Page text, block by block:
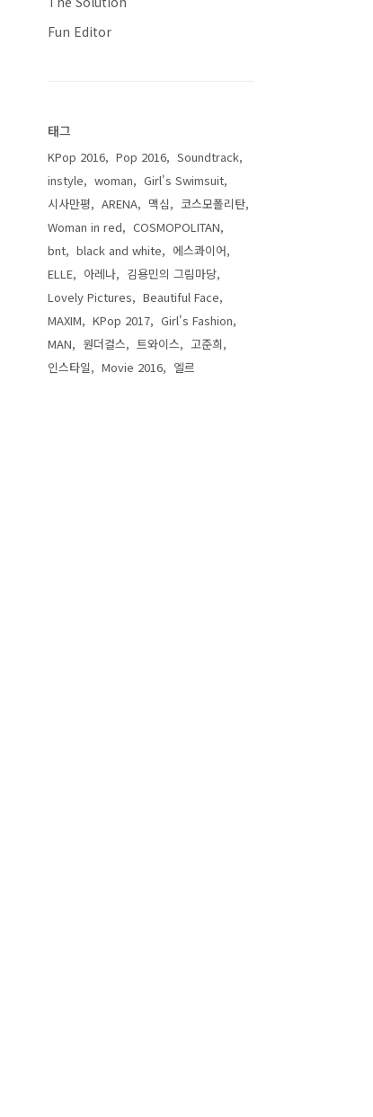
Fun Editor
태그
KPop 2016 Pop 2016
Soundtrack
instyle
woman
Girl's Swimsuit
시사만평
ARENA 맥심
코스모폴리탄
Woman in red
COSMOPOLITAN
bnt
black and white
에스콰이어
ELLE
아레나
김용민의 그림마당
Lovely Pictures
Beautiful Face
MAXIM
KPop 2017
Girl's Fashion
MAN
원더걸스 트와이스
고준희
인스타일
Movie 2016 엘르